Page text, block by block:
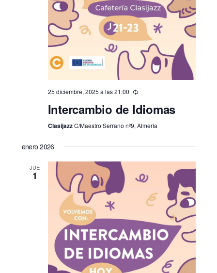
25 diciembre, 2025 a las 21:00
Intercambio de Idiomas
ClasijazzC/Maestro Serrano nº9, Almería
enero 2026
JUE
1